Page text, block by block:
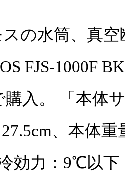
の水筒、真
FJS-1000F
購入。 「本体
、本体重
効力：9℃以下